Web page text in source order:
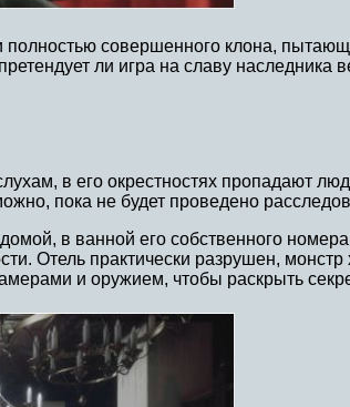
совершенного клона,
ли игра на славу наследника
в его окрестностях пропадают
пока не будет проведено
в ванной его собственного
Отель практически разрушен, монстр
и оружием, чтобы раскрыть